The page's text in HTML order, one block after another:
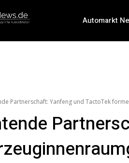
Automarkt
Partnerschaft: Yanfeng und TactoTek